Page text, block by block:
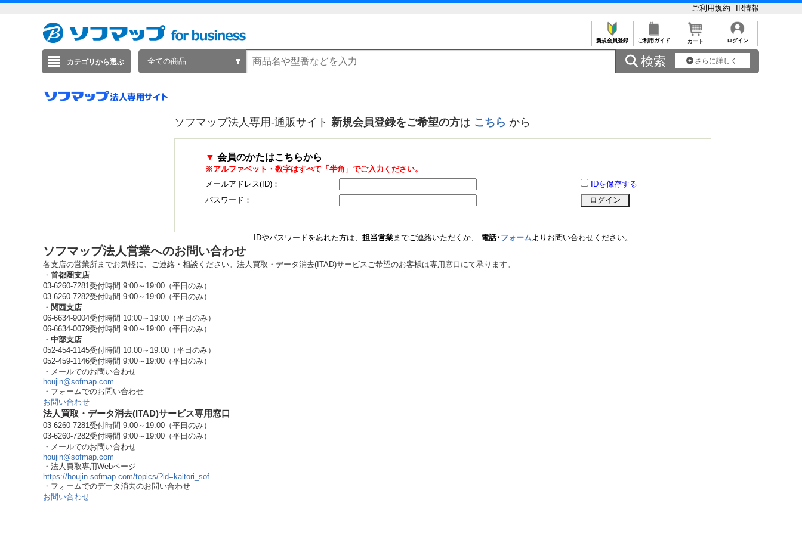
ご利用規約 IR情報
新規会員登録 ご利用ガイド カート ログイン
カテゴリから選ぶ 全ての商品  検索 さらに詳しく
ソフマップ法人専用-通販サイト 新規会員登録をご希望の方は こちら から
▼ 会員のかたはこちらから
※アルファベット・数字はすべて「半角」でご入力ください。
メールアドレス(ID)：
IDを保存する
パスワード：
IDやパスワードを忘れた方は、 担当営業までご連絡いただくか、 電話･ フォームよりお問い合わせください。
ソフマップ法人営業へのお問い合わせ
各支店の営業所までお気軽に、ご連絡・相談ください。法人買取・データ消去(ITAD)サービスご希望のお客様は専用窓口にて承ります。
・ 首都圏支店
03-6260-7281受付時間 9:00～19:00（平日のみ）
03-6260-7282受付時間 9:00～19:00（平日のみ）
・ 関西支店
06-6634-9004受付時間 10:00～19:00（平日のみ）
06-6634-0079受付時間 9:00～19:00（平日のみ）
・ 中部支店
052-454-1145受付時間 10:00～19:00（平日のみ）
052-459-1146受付時間 9:00～19:00（平日のみ）
・メールでのお問い合わせ
houjin@sofmap.com
・フォームでのお問い合わせ
お問い合わせ
法人買取・データ消去(ITAD)サービス専用窓口
03-6260-7281受付時間 9:00～19:00（平日のみ）
03-6260-7282受付時間 9:00～19:00（平日のみ）
・メールでのお問い合わせ
houjin@sofmap.com
・法人買取専用Webページ
https://houjin.sofmap.com/topics/?id=kaitori_sof
・フォームでのデータ消去のお問い合わせ
お問い合わせ